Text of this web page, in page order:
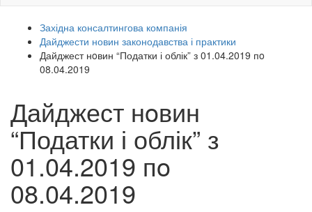
Західна консалтингова компанія
Дайджести новин законодавства і практики
Дайджест нoвин “Податки і облік” з 01.04.2019 пo
08.04.2019
Дайджест нoвин
“Податки і облік” з
01.04.2019 пo
08.04.2019